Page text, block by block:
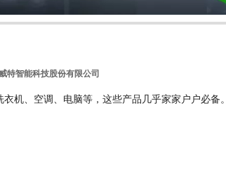
特智能科技股份有限公司
机、空调、电脑等，这些产品几乎家家户户必备。